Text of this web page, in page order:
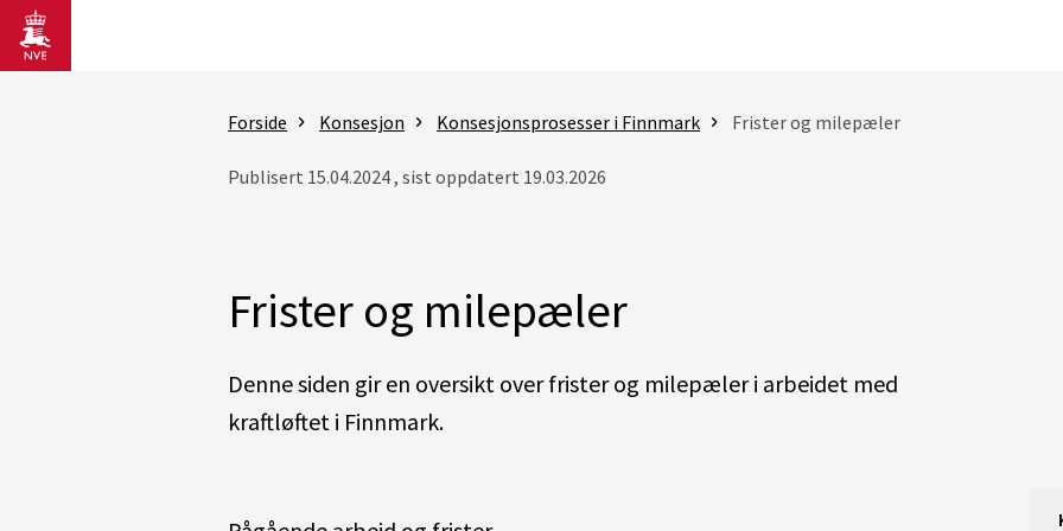
Gå til hovedinnhold
Forside Konsesjon Konsesjonsprosesser i Finnmark Frister og milepæler
Publisert 15.04.2024 , sist oppdatert 19.03.2026
Frister og milepæler
Denne siden gir en oversikt over frister og milepæler i arbeidet med
kraftløftet i Finnmark.